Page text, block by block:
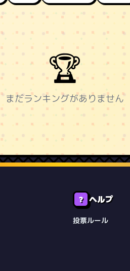
🏆
まだランキングがありません
❓ ヘルプ
投票ルール